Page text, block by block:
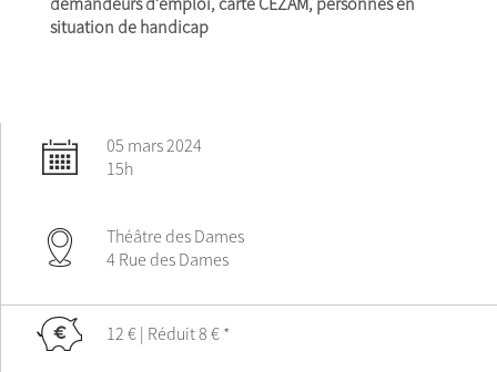
situation de handicap
05 mars 2024
15h
Théâtre des Dames
4 Rue des Dames
12 € | Réduit 8 € *